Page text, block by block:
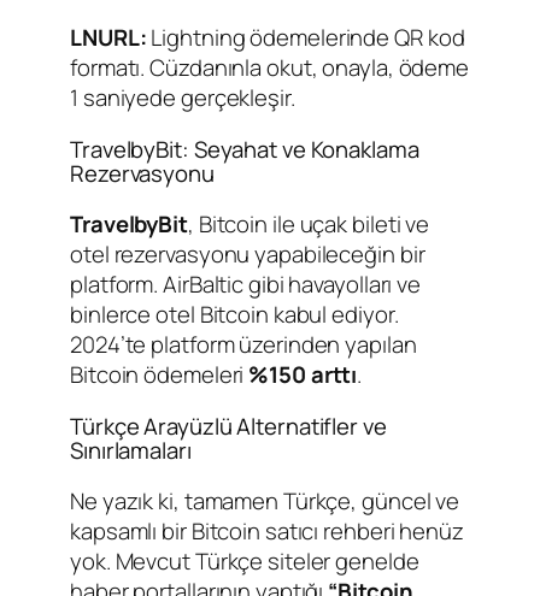
LNURL:Lightning ödemelerinde QR kod
formatı. Cüzdanınla okut, onayla, ödeme
1 saniyede gerçekleşir.
TravelbyBit: Seyahat ve Konaklama
Rezervasyonu
TravelbyBit, Bitcoin ile uçak bileti ve
otel rezervasyonu yapabileceğin bir
platform. AirBaltic gibi havayolları ve
binlerce otel Bitcoin kabul ediyor.
2024’te platform üzerinden yapılan
Bitcoin ödemeleri %150 arttı.
Türkçe Arayüzlü Alternatifler ve
Sınırlamaları
Ne yazık ki, tamamen Türkçe, güncel ve
kapsamlı bir Bitcoin satıcı rehberi henüz
yok. Mevcut Türkçe siteler genelde